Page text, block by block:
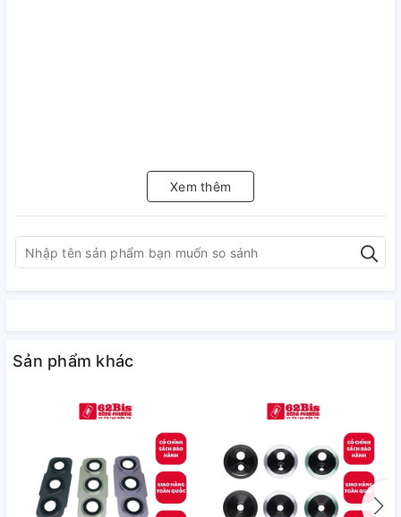
Xem thêm
Sản phẩm khác